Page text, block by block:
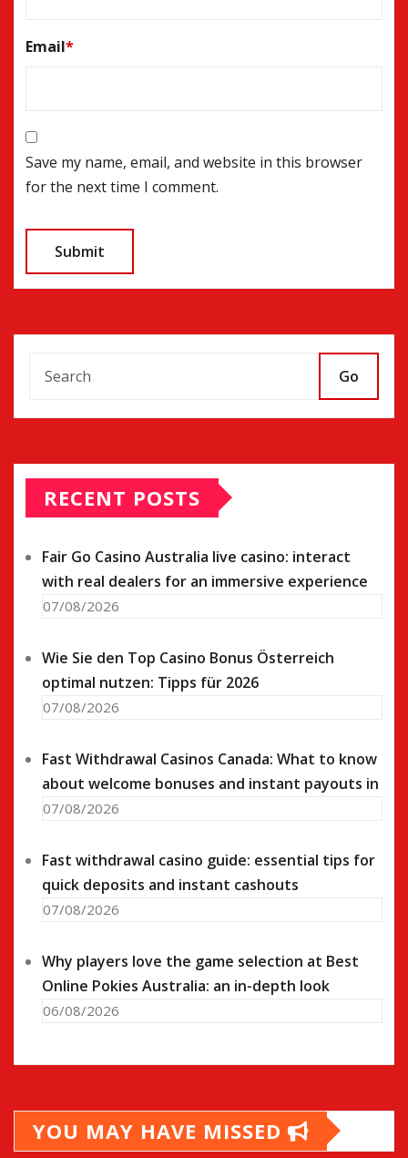
Email*
Save my name, email, and website in this browser
for the next time I comment.
Go
RECENT POSTS
Fair Go Casino Australia live casino: interact
with real dealers for an immersive experience
07/08/2026
Wie Sie den Top Casino Bonus Österreich
optimal nutzen: Tipps für 2026
07/08/2026
Fast Withdrawal Casinos Canada: What to know
about welcome bonuses and instant payouts in
07/08/2026
Fast withdrawal casino guide: essential tips for
quick deposits and instant cashouts
07/08/2026
Why players love the game selection at Best
Online Pokies Australia: an in-depth look
06/08/2026
YOU MAY HAVE MISSED